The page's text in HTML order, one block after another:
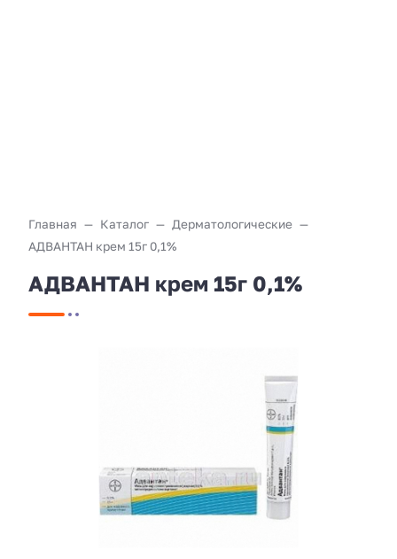
Главная Каталог
Дерматологические
АДВАНТАН крем 15г 0,1%
АДВАНТАН крем 15г 0,1%